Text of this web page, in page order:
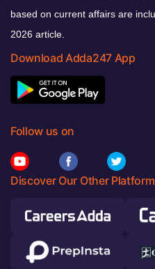
based on current affairs are
2026 article.
Download Adda247 App
Follow us on
Discover Our Other